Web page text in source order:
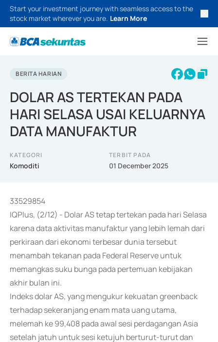
Start your investment journey with seamless access to the
stock market wherever you are. Learn More
BERITA HARIAN
DOLAR AS TERTEKAN PADA
HARI SELASA USAI KELUARNYA
DATA MANUFAKTUR
KATEGORI
Komoditi
TERBIT PADA
01 December 2025
33529854
IQPlus, (2/12) - Dolar AS tetap tertekan pada hari Selasa
karena data aktivitas manufaktur yang lebih lemah dari
perkiraan dari ekonomi terbesar dunia tersebut
menambah tekanan pada Federal Reserve untuk
memangkas suku bunga pada pertemuan kebijakan
akhir bulan ini.
Indeks dolar AS, yang mengukur kekuatan greenback
terhadap sekeranjang enam mata uang utama,
melemah ke 99,408 pada awal sesi perdagangan Asia
setelah jatuh untuk sesi ketujuh berturut-turut dan